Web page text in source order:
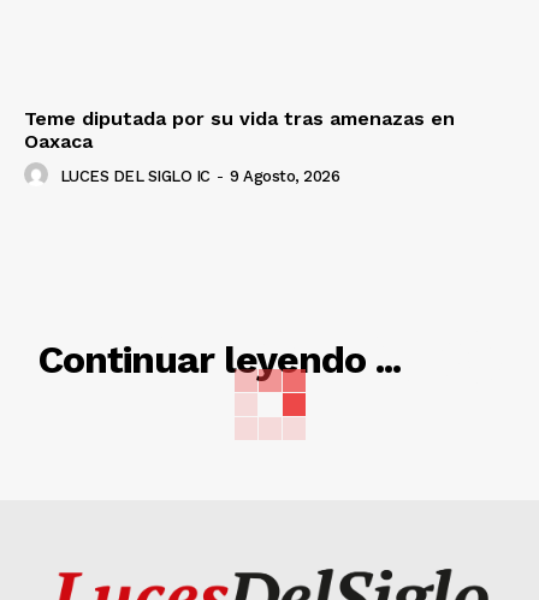
Teme diputada por su vida tras amenazas en
Oaxaca
LUCES DEL SIGLO IC - 9 Agosto, 2026
Continuar leyendo ...
RELACIONADO